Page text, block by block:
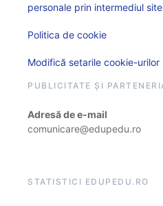
personale prin intermediul
Politica de cookie
Modifică setarile cookie-urilor
PUBLICITATE ȘI
Adresă de e-mail
comunicare@edupedu.ro
STATISTICI EDUPEDU.RO